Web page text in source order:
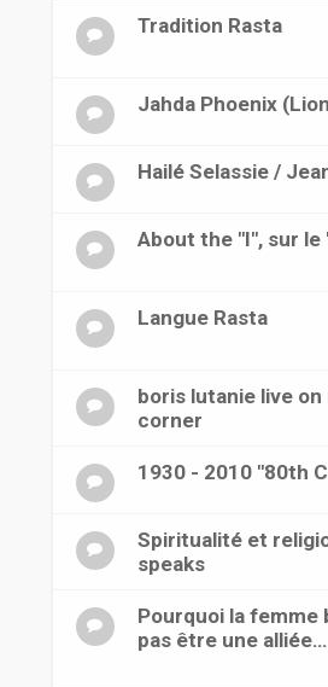
Tradition Rasta
Jahda Phoenix
Hailé Selassie /
About the "I", sur le
Langue Rasta
boris lutanie live on
corner
1930 - 2010 "80th
Spiritualité et
speaks
Pourquoi la femme
pas être une alliée…